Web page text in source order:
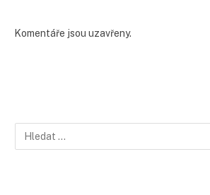
Komentáře jsou uzavřeny.